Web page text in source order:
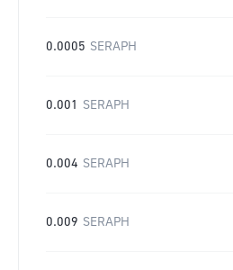
0.0005 SERAPH
0.001 SERAPH
0.004 SERAPH
0.009 SERAPH